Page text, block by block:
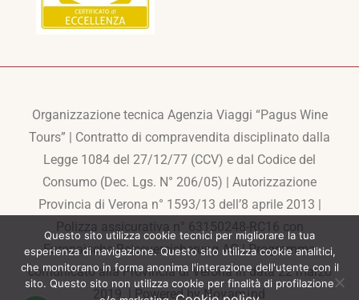
Organizzazione tecnica Agenzia Viaggi “Pagus Wine
Tours” | Contratto di compravendita disciplinato dalla
Legge 1084 del 27/12/77 (CCV) e dal Codice del
Consumo (Dec. Lgs. N° 206/05) | Autorizzazione
Provincia di Verona n° 1593/13 dell’8 aprile 2013 |
Polizza assicurativa n° 63150248-RC16 con
Europaische Reiseversicherung AG | Programma
comunicato alla Provincia di Verona in data 22 marzo
2019. | Powered byNovamind
Questo sito utilizza cookie tecnici per migliorare la tua
esperienza di navigazione. Questo sito utilizza cookie analitici,
che monitorano in forma anonima l'interazione dell'utente con il
sito. Questo sito non utilizza cookie per finalità di profilazione